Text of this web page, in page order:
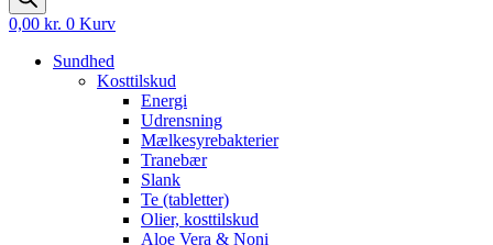
0,00 kr. 0 Kurv
Sundhed
Kosttilskud
Energi
Udrensning
Mælkesyrebakterier
Tranebær
Slank
Te (tabletter)
Olier, kosttilskud
Aloe Vera & Noni